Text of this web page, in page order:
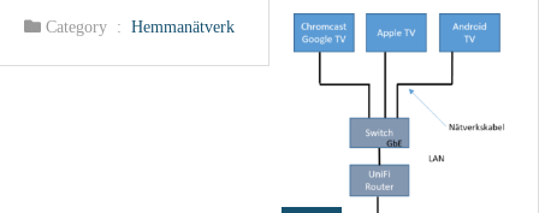
Category : Hemmanätverk